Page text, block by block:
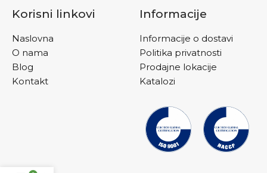
Korisni linkovi
Naslovna
O nama
Blog
Kontakt
Informacije
Informacije o dostavi
Politika privatnosti
Prodajne lokacije
Katalozi